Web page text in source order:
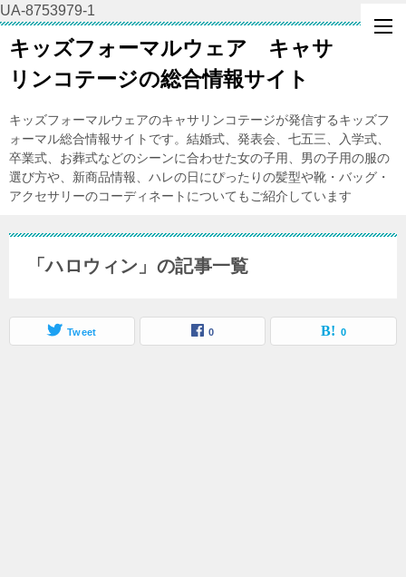
UA-8753979-1
キッズフォーマルウェア キャサ
リンコテージの総合情報サイト
キッズフォーマルウェアのキャサリンコテージが発信するキッズフ
ォーマル総合情報サイトです。結婚式、発表会、七五三、入学式、
卒業式、お葬式などのシーンに合わせた女の子用、男の子用の服の
選び方や、新商品情報、ハレの日にぴったりの髪型や靴・バッグ・
アクセサリーのコーディネートについてもご紹介しています
「ハロウィン」の記事一覧
Tweet 0 0